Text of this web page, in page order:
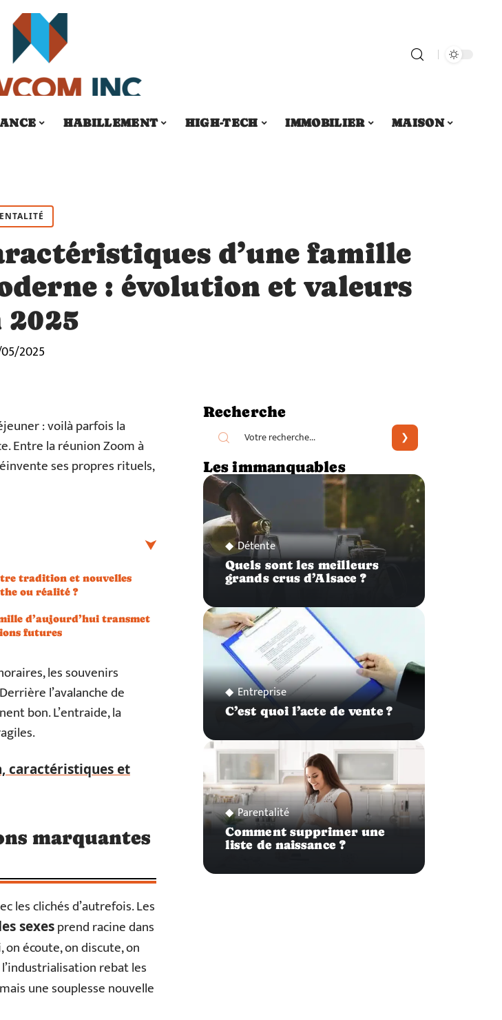
HABILLEMENT HIGH-TECH IMMOBILIER
MAISON
d’une famille
: évolution et valeurs
2025
2025
: voilà parfois la
Entre la réunion Zoom à
ses propres rituels,
tradition et nouvelles
ou réalité ?
d’aujourd’hui transmet
futures
les souvenirs
l’avalanche de
bon. L’entraide, la
caractéristiques et
marquantes
les clichés d’autrefois. Les
sexesprend racine dans
on écoute, on discute, on
rebat les
une souplesse nouvelle
Recherche
Les immanquables
Détente
Quels sont les meilleurs
grands crus d’Alsace ?
Entreprise
C’est quoi l’acte de vente ?
Parentalité
Comment supprimer une
liste de naissance ?